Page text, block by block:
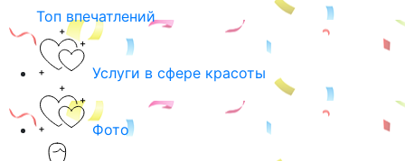
Топ впечатлений
Услуги в сфере красоты
Фото